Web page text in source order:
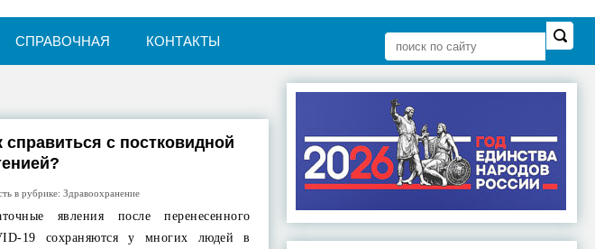
СПРАВОЧНАЯ КОНТАКТЫ
справиться с постковидной
в рубрике: Здравоохранение
явления после перенесенного
19 сохраняются у многих людей в